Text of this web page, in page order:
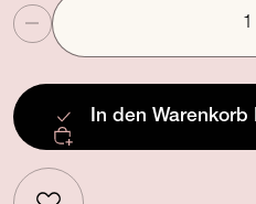
Anzahl
In den Warenkorb